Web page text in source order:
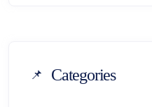
Categories